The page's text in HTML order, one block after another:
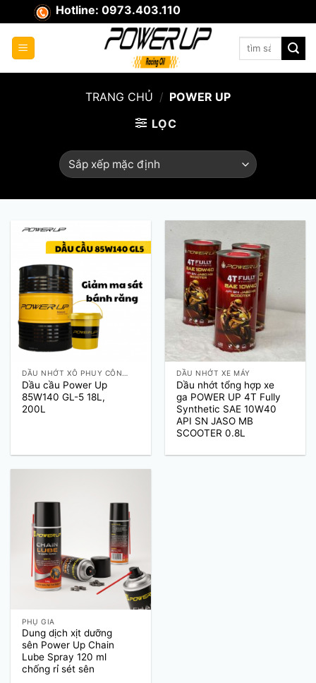
to
content
Hotline: 0973.403.110
Tìm
TRANG CHỦ / POWER UP
LỌC
Dầu cầu Power Up
85W140 GL-5 18L,
200L
DẦU NHỚT XE MÁY
Dầu nhớt tổng hợp xe
ga POWER UP 4T Fully
Synthetic SAE 10W40
API SN JASO MB
SCOOTER 0.8L
PHỤ GIA
Dung dịch xịt dưỡng
sên Power Up Chain
Lube Spray 120 ml
chống rỉ sét sên